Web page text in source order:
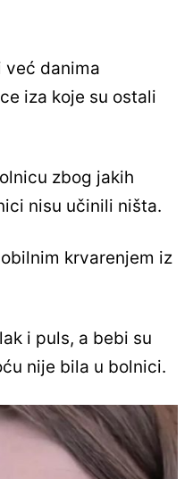
već danima
iza koje su ostali
zbog jakih
nisu učinili ništa.
krvarenjem iz
i puls, a bebi su
nije bila u bolnici.